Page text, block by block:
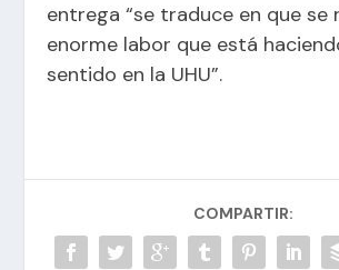
entrega “se traduce en que se
enorme labor que está
sentido en la UHU”.
COMPARTIR: